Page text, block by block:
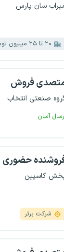
سان پارس
۲۰ تا ۲۵ میلیون تومان
فروش
صنعتی انتخاب
آسان
حضوری
کاسپین
شرکت برتر